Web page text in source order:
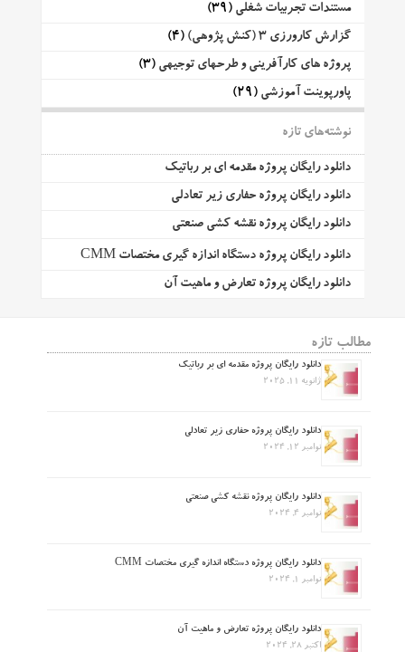
مستندات تجربیات شغلی (39)
گزارش کارورزی 3 (کنش پژوهی)
(4)
پروژه های کارآفرینی و طرحهای توجیهی (3)
پاورپوینت آموزشی (29)
نوشته‌های تازه
دانلود رایگان پروژه مقدمه ای بر رباتیک
دانلود رایگان پروژه حفاری زیر تعادلی
دانلود رایگان پروژه نقشه کشی صنعتی
دانلود رایگان پروژه دستگاه اندازه گیری مختصات CMM
دانلود رایگان پروژه تعارض و ماهیت آن
مطالب تازه
دانلود رایگان پروژه مقدمه ای بر رباتیک
ژانویه 11, 2025
دانلود رایگان پروژه حفاری زیر تعادلی
نوامبر 12, 2024
دانلود رایگان پروژه نقشه کشی صنعتی
نوامبر 4, 2024
دانلود رایگان پروژه دستگاه اندازه گیری مختصات CMM
نوامبر 1, 2024
دانلود رایگان پروژه تعارض و ماهیت آن
اکتبر 28, 2024